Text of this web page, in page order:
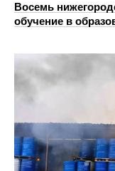
Восемь
обучение в